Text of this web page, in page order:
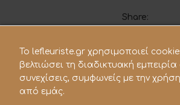
Share:
210 28.21.119
lefleuriste@hotmail.gr
To lefleuriste.gr χρησιμοποιεί
βελτιώσει τη διαδικτυακή
συνεχίσεις, συμφωνείς με την
από εμάς.